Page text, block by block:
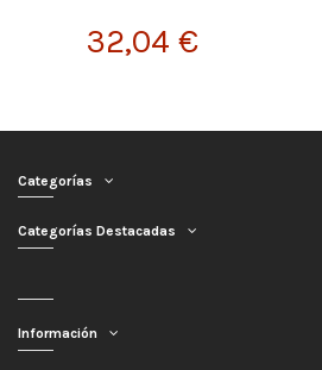
32,04 €
Categorías
Categorías Destacadas
Información